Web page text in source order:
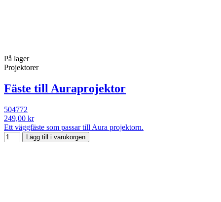
På lager
Projektorer
Fäste till Auraprojektor
504772
249,00 kr
Ett väggfäste som passar till Aura projektorn.
Lägg till i varukorgen